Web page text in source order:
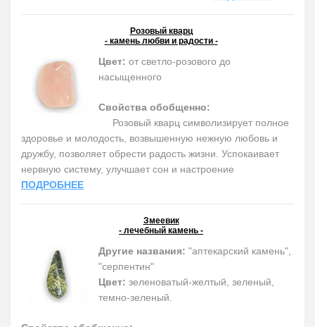
Розовый кварц
- камень любви и радости -
Цвет: от светло-розового до
насыщенного
Свойства обобщенно:
Розовый кварц символизирует полное
здоровье и молодость, возвышенную нежную любовь и
дружбу, позволяет обрести радость жизни. Успокаивает
нервную систему, улучшает сон и настроение
ПОДРОБНЕЕ
Змеевик
- лечебный камень -
Другие названия: "аптекарский камень",
"серпентин"
Цвет: зеленоватый-желтый, зеленый,
темно-зеленый.